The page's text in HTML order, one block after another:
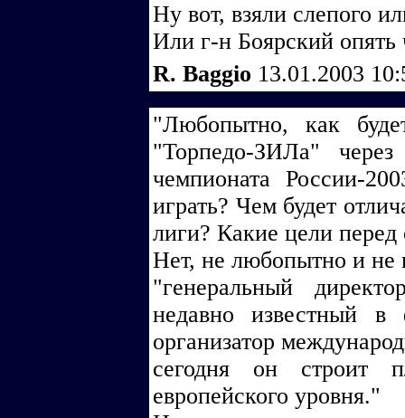
Ну вот, взяли слепого
Или г-н Боярский опять
R. Baggio 13.01.2003
"Любопытно, как
"Торпедо-ЗИЛа"
чемпионата России-
играть? Чем будет
лиги? Какие цели перед
Нет, не любопытно и не
"генеральный
недавно известный
организатор
сегодня он строит
европейского уровня."